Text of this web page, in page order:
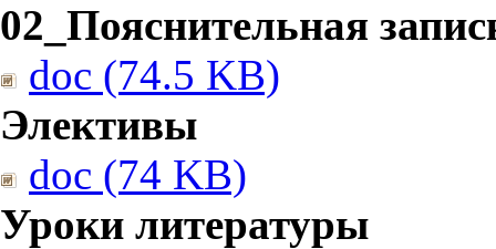
02_Пояснительная
doc (74.5 KB)
Элективы
doc (74 KB)
Уроки литературы